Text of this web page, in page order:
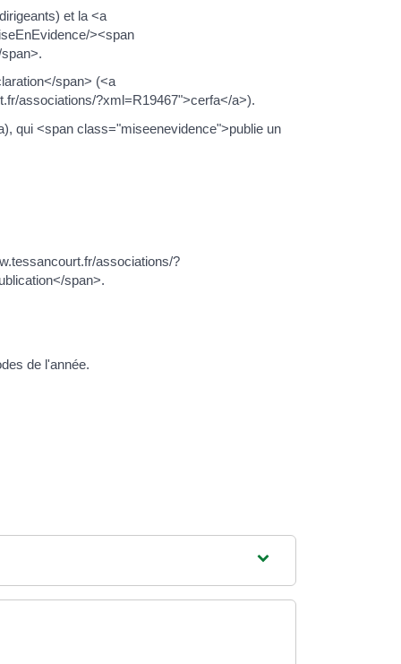
et la <a
><span
span> (<a
associations/?xml=R19467">cerfa</a>).
qui <span class="miseenevidence">publie un
associations/?
span>.
de l'année.